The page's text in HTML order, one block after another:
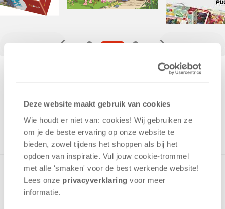
Deze website maakt gebruik van cookies
Wie houdt er niet van: cookies! Wij gebruiken ze
om je de beste ervaring op onze website te
bieden, zowel tijdens het shoppen als bij het
opdoen van inspiratie. Vul jouw cookie-trommel
met alle 'smaken' voor de best werkende website​!
Lees onze privacyverklaring voor meer
informatie.
ONTVANG 10 OVERWINNINGSPUNTEN
UIT HET ASSORTIMENT
Minipuzzel met een afbeelding uit de Disney serie Winnie de
Pooh in een prettig klein doosje die gemakkelijk past in een
rugzak en op de plank met speelgoed.De Puzzel is zeer